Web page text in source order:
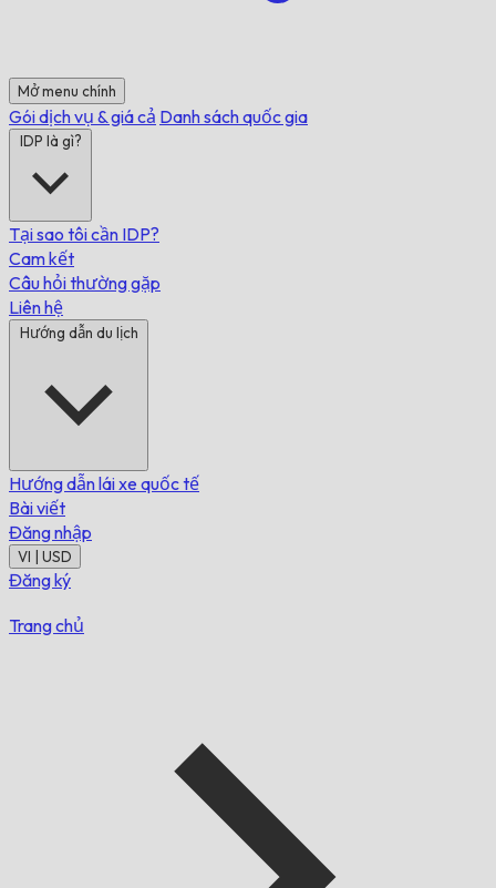
Mở menu chính
Gói dịch vụ & giá cả Danh sách quốc gia
IDP là gì?
Tại sao tôi cần IDP?
Cam kết
Câu hỏi thường gặp
Liên hệ
Hướng dẫn du lịch
Hướng dẫn lái xe quốc tế
Bài viết
Đăng nhập
VI | USD
Đăng ký
Trang chủ